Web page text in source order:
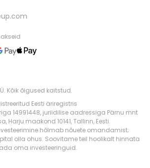
Kõik õigused kaitstud.
Eesti äriregistris
14991448, juriidilise aadressiga Pärnu mnt
Harju maakond 10141, Tallinn, Eesti.
hõlmab nõuete omandamist;
olla ohus. Soovitame teil hoolikalt hinnata
oma investeeringuid.